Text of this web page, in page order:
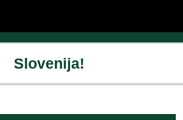
Slovenija!